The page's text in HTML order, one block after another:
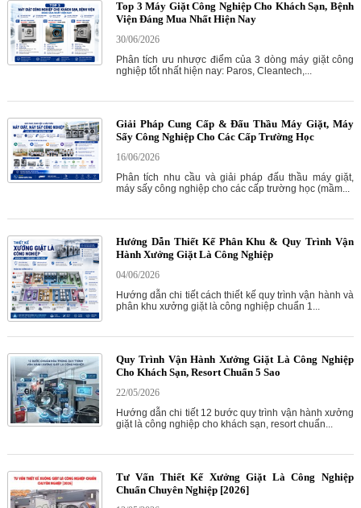
Top 3 Máy Giặt Công Nghiệp Cho Khách Sạn, Bệnh
Viện Đáng Mua Nhất Hiện Nay
30/06/2026
Phân tích ưu nhược điểm của 3 dòng máy giặt công
nghiệp tốt nhất hiện nay: Paros, Cleantech,...
Giải Pháp Cung Cấp & Đấu Thầu Máy Giặt, Máy
Sấy Công Nghiệp Cho Các Cấp Trường Học
16/06/2026
Phân tích nhu cầu và giải pháp đấu thầu máy giặt,
máy sấy công nghiệp cho các cấp trường học (mầm...
Hướng Dẫn Thiết Kế Phân Khu & Quy Trình Vận
Hành Xưởng Giặt Là Công Nghiệp
04/06/2026
Hướng dẫn chi tiết cách thiết kế quy trình vận hành và
phân khu xưởng giặt là công nghiệp chuẩn 1...
Quy Trình Vận Hành Xưởng Giặt Là Công Nghiệp
Cho Khách Sạn, Resort Chuẩn 5 Sao
22/05/2026
Hướng dẫn chi tiết 12 bước quy trình vận hành xưởng
giặt là công nghiệp cho khách sạn, resort chuẩn...
Tư Vấn Thiết Kế Xưởng Giặt Là Công Nghiệp
Chuẩn Chuyên Nghiệp [2026]